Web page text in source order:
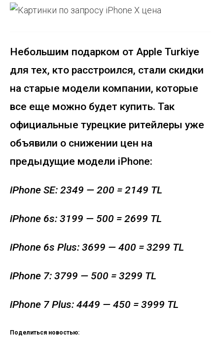
Небольшим подарком от Apple Turkiye
для тех, кто расстроился, стали скидки
на старые модели компании, которые
все еще можно будет купить. Так
официальные турецкие ритейлеры уже
объявили о снижении цен на
предыдущие модели iPhone:
iPhone SE: 2349 — 200 = 2149 TL
iPhone 6s: 3199 — 500 = 2699 TL
iPhone 6s Plus: 3699 — 400 = 3299 TL
iPhone 7: 3799 — 500 = 3299 TL
iPhone 7 Plus: 4449 — 450 = 3999 TL
Поделиться новостью: